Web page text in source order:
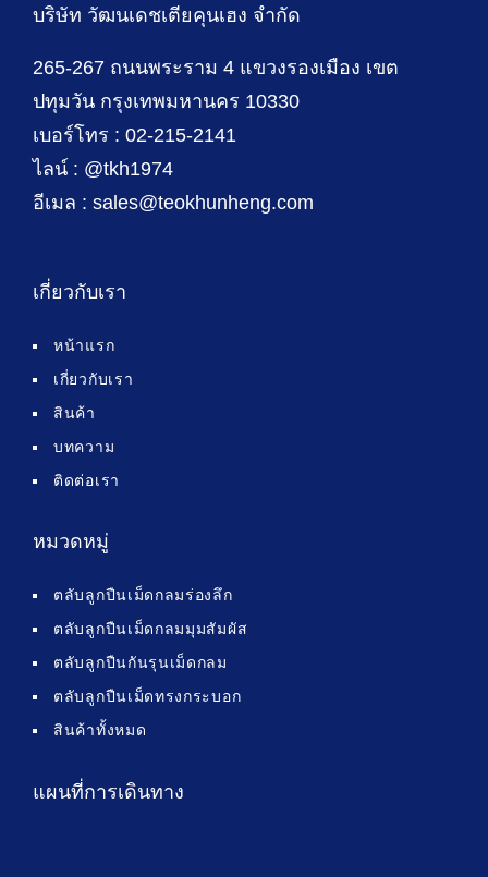
บริษัท วัฒนเดชเตียคุนเฮง จำกัด
265-267 ถนนพระราม 4 แขวงรองเมือง เขต
ปทุมวัน กรุงเทพมหานคร 10330
เบอร์โทร : 02-215-2141
ไลน์ : @tkh1974
อีเมล : sales@teokhunheng.com
เกี่ยวกับเรา
หน้าแรก
เกี่ยวกับเรา
สินค้า
บทความ
ติดต่อเรา
หมวดหมู่
ตลับลูกปืนเม็ดกลมร่องลึก
ตลับลูกปืนเม็ดกลมมุมสัมผัส
ตลับลูกปืนกันรุนเม็ดกลม
ตลับลูกปืนเม็ดทรงกระบอก
สินค้าทั้งหมด
แผนที่การเดินทาง